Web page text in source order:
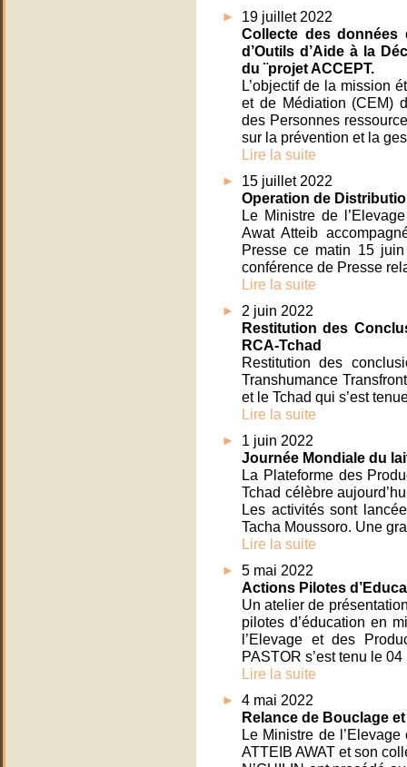
19 juillet 2022
Collecte des
d’Outils d’Aide à la
du ¨projet ACCEPT.
L’objectif de la mission
et de Médiation (CEM)
des Personnes
sur la prévention et la
Lire la suite
15 juillet 2022
Operation de
Le Ministre de
Awat Atteib
Presse ce matin 15
conférence de Presse
Lire la suite
2 juin 2022
Restitution des
RCA-Tchad
Restitution des
Transhumance
et le Tchad qui s’est
Lire la suite
1 juin 2022
Journée Mondiale du
La Plateforme des
Tchad célèbre
Les activités sont
Tacha Moussoro. Une
Lire la suite
5 mai 2022
Actions Pilotes
Un atelier de
pilotes d’éducation en
l’Elevage et des
PASTOR s’est tenu le
Lire la suite
4 mai 2022
Relance de Bouclage
Le Ministre de
ATTEIB AWAT et son